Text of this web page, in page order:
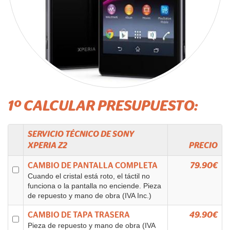
1º CALCULAR PRESUPUESTO:
SERVICIO TÉCNICO DESONY
XPERIA Z2
PRECIO
CAMBIO DE PANTALLA COMPLETA
Cuando el cristal está roto, el táctil no
funciona o la pantalla no enciende. Pieza
de repuesto y mano de obra (IVA Inc.)
79.90€
CAMBIO DE TAPA TRASERA
Pieza de repuesto y mano de obra (IVA
49.90€